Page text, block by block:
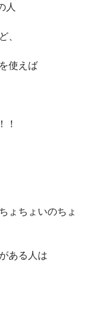
人
、
使えば
！
ょちょいのちょ
ある人は